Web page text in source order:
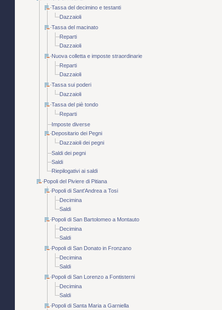
Tassa del decimino e testanti
Dazzaioli
Tassa del macinato
Reparti
Dazzaioli
Nuova colletta e imposte straordinarie
Reparti
Dazzaioli
Tassa sui poderi
Dazzaioli
Tassa del piè tondo
Reparti
Imposte diverse
Depositario dei Pegni
Dazzaioli dei pegni
Saldi dei pegni
Saldi
Riepilogativi ai saldi
Popoli del Piviere di Pitiana
Popoli di Sant'Andrea a Tosi
Decimina
Saldi
Popoli di San Bartolomeo a Montauto
Decimina
Saldi
Popoli di San Donato in Fronzano
Decimina
Saldi
Popoli di San Lorenzo a Fontisterni
Decimina
Saldi
Popoli di Santa Maria a Garniella